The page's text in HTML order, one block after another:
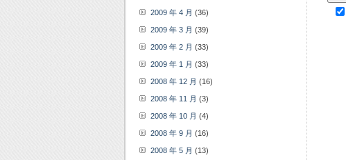
2009 年 4 月 (36)
2009 年 3 月 (39)
2009 年 2 月 (33)
2009 年 1 月 (33)
2008 年 12 月 (16)
2008 年 11 月 (3)
2008 年 10 月 (4)
2008 年 9 月 (16)
2008 年 5 月 (13)